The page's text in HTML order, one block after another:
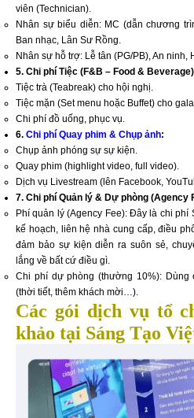
viên (Technician).
Nhân sự biểu diễn: MC (dẫn chương
Ban nhạc, Lân Sư Rồng.
Nhân sự hỗ trợ: Lễ tân (PG/PB), An ninh,
5. Chi phí Tiệc (F&B – Food &
Tiệc trà (Teabreak) cho hội nghị.
Tiệc mặn (Set menu hoặc Buffet) cho
Chi phí đồ uống, phục vụ.
6. Chi phí Quay phim & Chụp ảnh:
Chụp ảnh phóng sự sự kiện.
Quay phim (highlight video, full video).
Dịch vụ Livestream (lên Facebook,
7. Chi phí Quản lý & Dự phòng (Agency
Phí quản lý (Agency Fee): Đây là chi phí
kế hoạch, liên hệ nhà cung cấp, điều
đảm bảo sự kiện diễn ra suôn sẻ,
lắng về bất cứ điều gì.
Chi phí dự phòng (thường 10%): Dùng
(thời tiết, thêm khách mời…).
Các gói dịch vụ tổ
khảo tại Sáng Tạo